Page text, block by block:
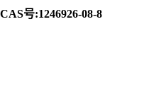
号:1246926-08-8